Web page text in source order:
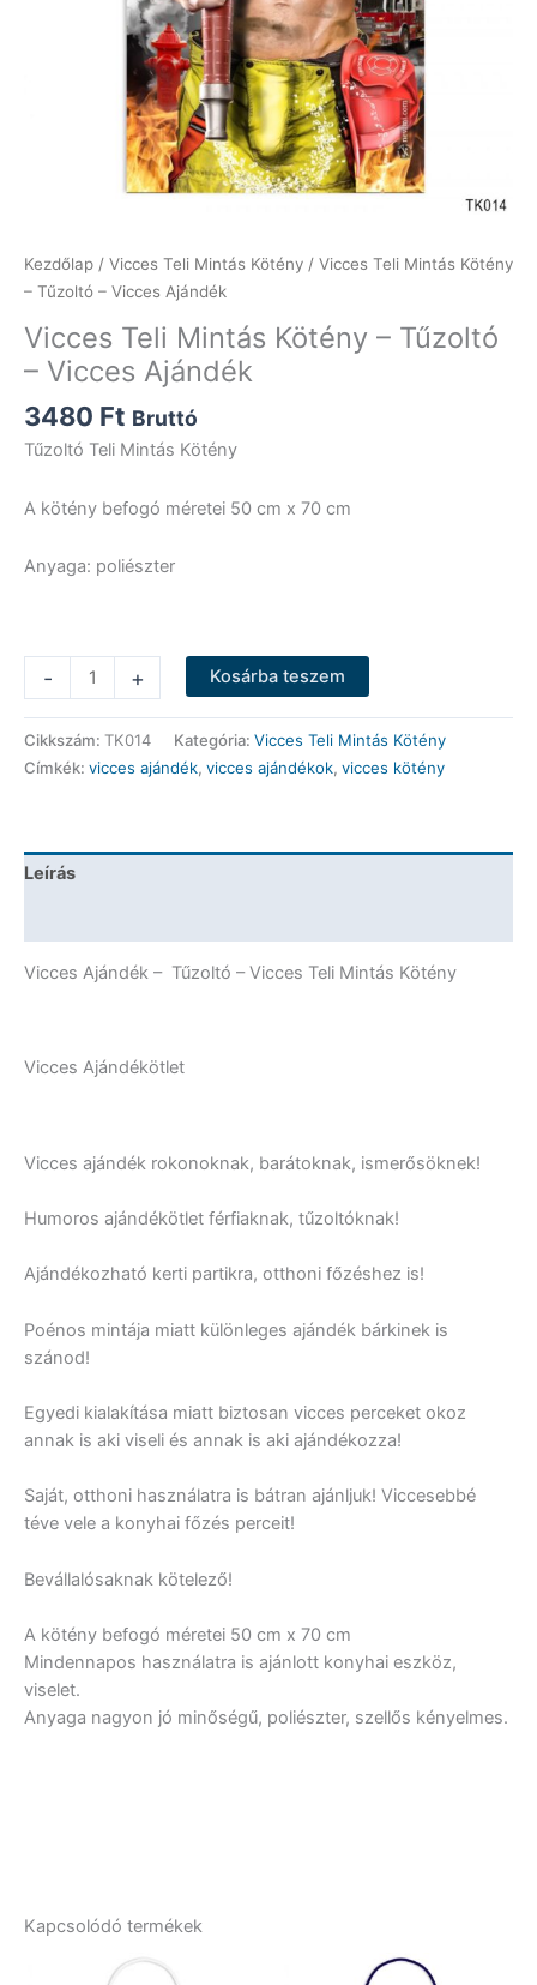
Kezdőlap / Vicces Teli Mintás Kötény / Vicces Teli Mintás Kötény
– Tűzoltó – Vicces Ajándék
Vicces Teli Mintás Kötény – Tűzoltó
– Vicces Ajándék
3480 Ft Bruttó
Tűzoltó Teli Mintás Kötény
A kötény befogó méretei 50 cm x 70 cm
Anyaga: poliészter
-
Teli
Mintás
Kötény
-
Vicces
+ Kosárba teszem
Cikkszám: TK014 Kategória: Vicces Teli Mintás Kötény
Címkék: vicces ajándék, vicces ajándékok, vicces kötény
Leírás
Vicces Ajándék – Tűzoltó – Vicces Teli Mintás Kötény
Vicces Ajándékötlet
Vicces ajándék rokonoknak, barátoknak, ismerősöknek!
Humoros ajándékötlet férfiaknak, tűzoltóknak!
Ajándékozható kerti partikra, otthoni főzéshez is!
Poénos mintája miatt különleges ajándék bárkinek is
szánod!
Egyedi kialakítása miatt biztosan vicces perceket okoz
annak is aki viseli és annak is aki ajándékozza!
Saját, otthoni használatra is bátran ajánljuk! Viccesebbé
téve vele a konyhai főzés perceit!
Bevállalósaknak kötelező!
A kötény befogó méretei 50 cm x 70 cm
Mindennapos használatra is ajánlott konyhai eszköz,
viselet.
Anyaga nagyon jó minőségű, poliészter, szellős kényelmes.
Kapcsolódó termékek